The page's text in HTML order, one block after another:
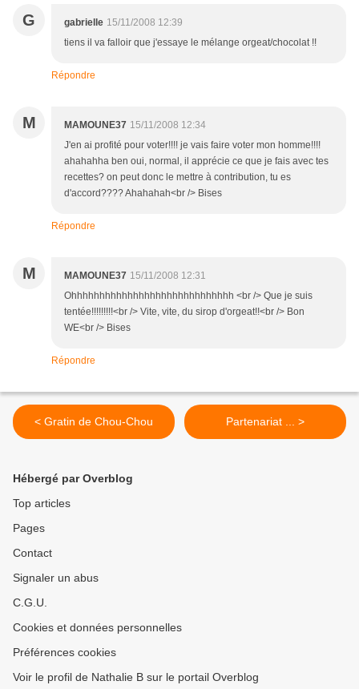
G gabrielle 15/11/2008 12:39
tiens il va falloir que j'essaye le mélange orgeat/chocolat !!
Répondre
M MAMOUNE37 15/11/2008 12:34
J'en ai profité pour voter!!!! je vais faire voter mon homme!!!!
ahahahha ben oui, normal, il apprécie ce que je fais avec tes
recettes? on peut donc le mettre à contribution, tu es
d'accord???? Ahahahah<br /> Bises
Répondre
M MAMOUNE37 15/11/2008 12:31
Ohhhhhhhhhhhhhhhhhhhhhhhhhhhhh <br /> Que je suis
tentée!!!!!!!!!<br /> Vite, vite, du sirop d'orgeat!!<br /> Bon
WE<br /> Bises
Répondre
< Gratin de Chou-Chou Partenariat ... >
Hébergé par Overblog
Top articles
Pages
Contact
Signaler un abus
C.G.U.
Cookies et données personnelles
Préférences cookies
Voir le profil de Nathalie B sur le portail Overblog